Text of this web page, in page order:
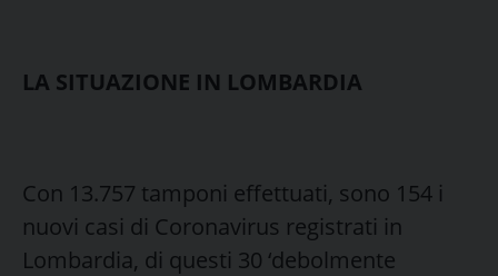
LA SITUAZIONE IN LOMBARDIA
Con 13.757 tamponi effettuati, sono 154 i
nuovi casi di Coronavirus registrati in
Lombardia, di questi 30 ‘debolmente